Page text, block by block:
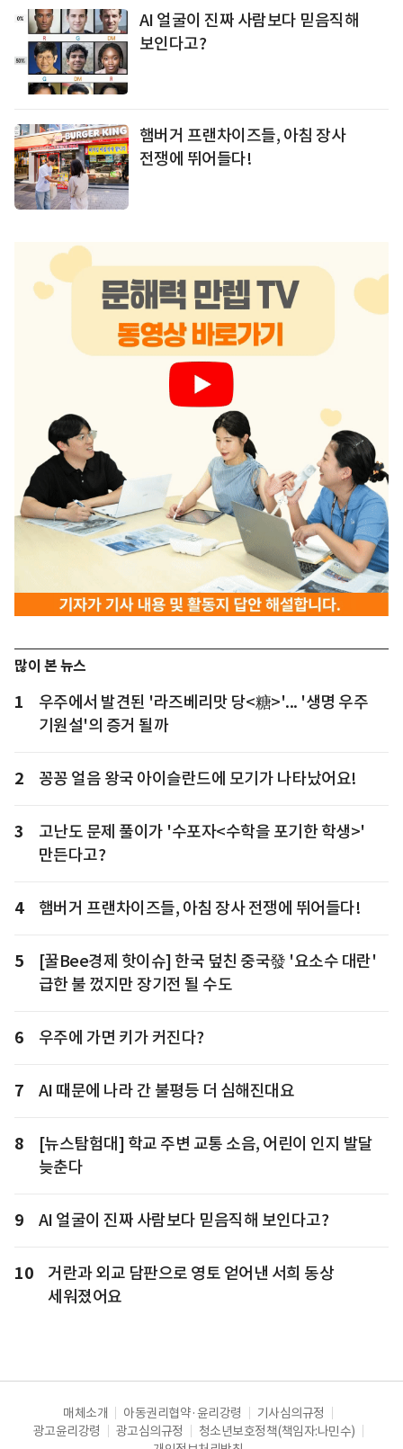
AI 얼굴이 진짜 사람보다 믿음직해
보인다고?
햄버거 프랜차이즈들, 아침 장사
전쟁에 뛰어들다!
많이 본 뉴스
1
우주에서 발견된 '라즈베리맛 당<糖>'... '생명 우주
기원설'의 증거 될까
2 꽁꽁 얼음 왕국 아이슬란드에 모기가 나타났어요!
3
고난도 문제 풀이가 '수포자<수학을 포기한 학생>'
만든다고?
4 햄버거 프랜차이즈들, 아침 장사 전쟁에 뛰어들다!
5
[꿀Bee경제 핫이슈] 한국 덮친 중국發 '요소수 대란'
급한 불 껐지만 장기전 될 수도
6 우주에 가면 키가 커진다?
7 AI 때문에 나라 간 불평등 더 심해진대요
8
[뉴스탐험대] 학교 주변 교통 소음, 어린이 인지 발달
늦춘다
9 AI 얼굴이 진짜 사람보다 믿음직해 보인다고?
10
거란과 외교 담판으로 영토 얻어낸 서희 동상
세워졌어요
매체소개 아동권리협약·윤리강령
기사심의규정
광고윤리강령
광고심의규정
청소년보호정책(책임자:나민수)